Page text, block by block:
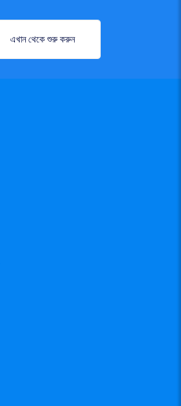
এখান থেকে শুরু করুন